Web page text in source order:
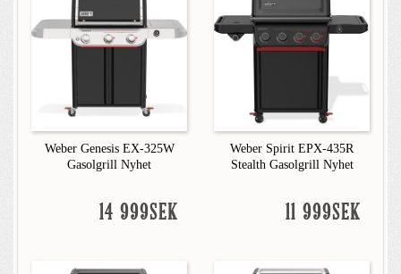
Weber Genesis EX-325W
Gasolgrill Nyhet
14 999SEK
Weber Spirit EPX-435R
Stealth Gasolgrill Nyhet
11 999SEK